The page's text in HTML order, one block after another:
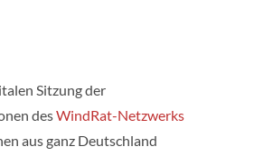
Sitzung der
desWindRat-Netzwerks
aus ganz Deutschland